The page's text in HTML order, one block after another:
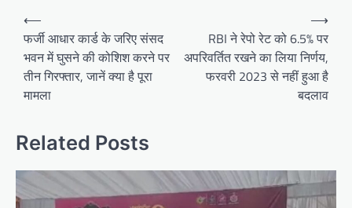
Post
navigation
⟵
फर्जी आधार कार्ड के जरिए संसद
भवन में घुसने की कोशिश करने पर
तीन गिरफ्तार, जानें क्या है पूरा
मामला
RBI ने रेपो रेट को 6.5% पर
अपरिवर्तित रखने का लिया निर्णय,
फरवरी 2023 से नहीं हुआ है
बदलाव
⟶
Related Posts